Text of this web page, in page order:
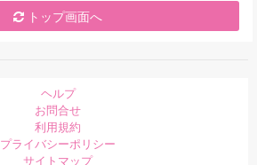
トップ画面へ
ヘルプ
お問合せ
利用規約
プライバシーポリシー
サイトマップ